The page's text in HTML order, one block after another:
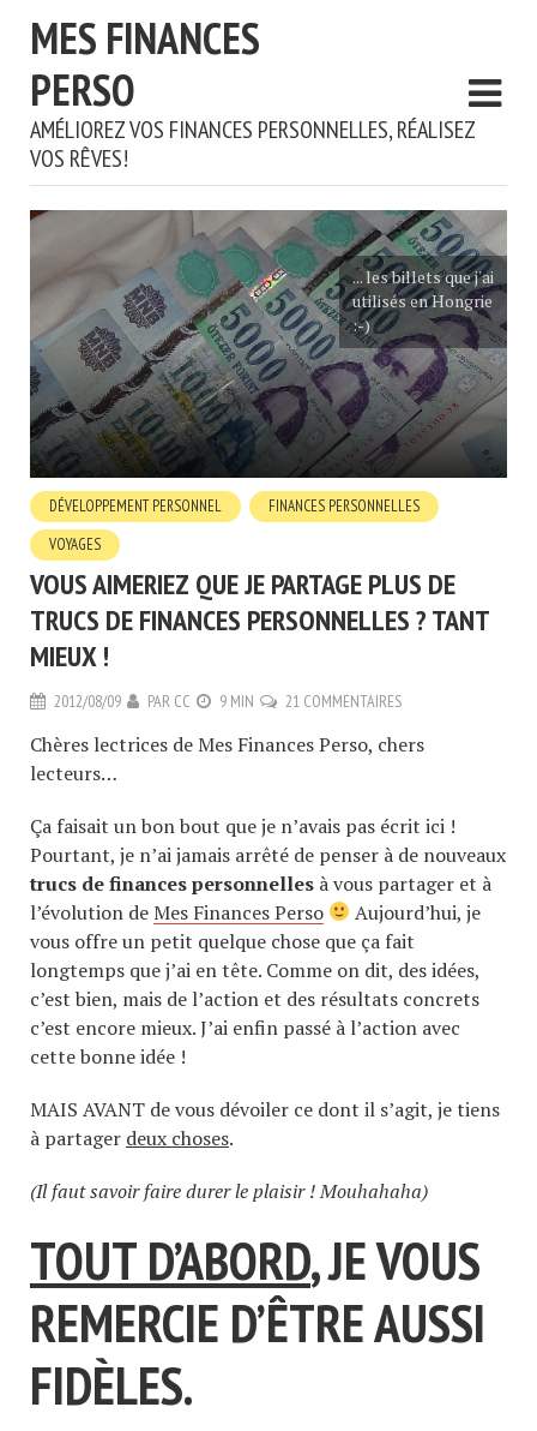
MES FINANCES
PERSO
AMÉLIOREZ VOS FINANCES PERSONNELLES, RÉALISEZ
VOS RÊVES!
... les billets que j'ai
utilisés en Hongrie
:-)
DÉVELOPPEMENT PERSONNEL
FINANCES PERSONNELLES
VOYAGES
VOUS AIMERIEZ QUE JE PARTAGE PLUS DE
TRUCS DE FINANCES PERSONNELLES ? TANT
MIEUX !
2012/08/09 PAR CC 9 MIN 21 COMMENTAIRES
Chères lectrices de Mes Finances Perso, chers
lecteurs…
Ça faisait un bon bout que je n’avais pas écrit ici !
Pourtant, je n’ai jamais arrêté de penser à de nouveaux
trucs de finances personnelles à vous partager et à
l’évolution deMes Finances Perso
Aujourd’hui, je
vous offre un petit quelque chose que ça fait
longtemps que j’ai en tête. Comme on dit, des idées,
c’est bien, mais de l’action et des résultats concrets
c’est encore mieux. J’ai enfin passé à l’action avec
cette bonne idée !
MAIS AVANT de vous dévoiler ce dont il s’agit, je tiens
à partager deux choses.
(Il faut savoir faire durer le plaisir ! Mouhahaha)
TOUT D’ABORD, JE VOUS
REMERCIE D’ÊTRE AUSSI
FIDÈLES.